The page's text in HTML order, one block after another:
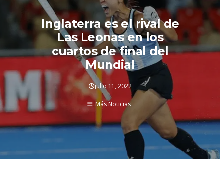
Inglaterra es el rival de
Las Leonas en los
cuartos de final del
Mundial
julio 11, 2022
Más Noticias